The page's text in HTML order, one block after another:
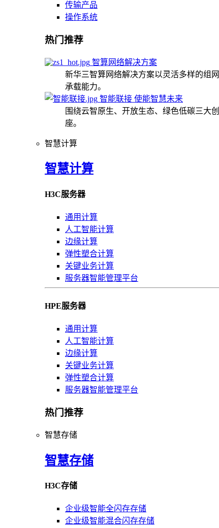
传输产品
操作系统
热门推荐
智算网络解决方案
新华三智算网络解决方案以灵活多样的组
承载能力。
智能联接 使能智慧未来
围绕云智原生、开放生态、绿色低碳三大
座。
智慧计算
智慧计算
H3C服务器
通用计算
人工智能计算
边缘计算
弹性塑合计算
关键业务计算
服务器智能管理平台
HPE服务器
通用计算
人工智能计算
边缘计算
关键业务计算
弹性塑合计算
服务器智能管理平台
热门推荐
智慧存储
智慧存储
H3C存储
企业级智能全闪存存储
企业级智能混合闪存存储